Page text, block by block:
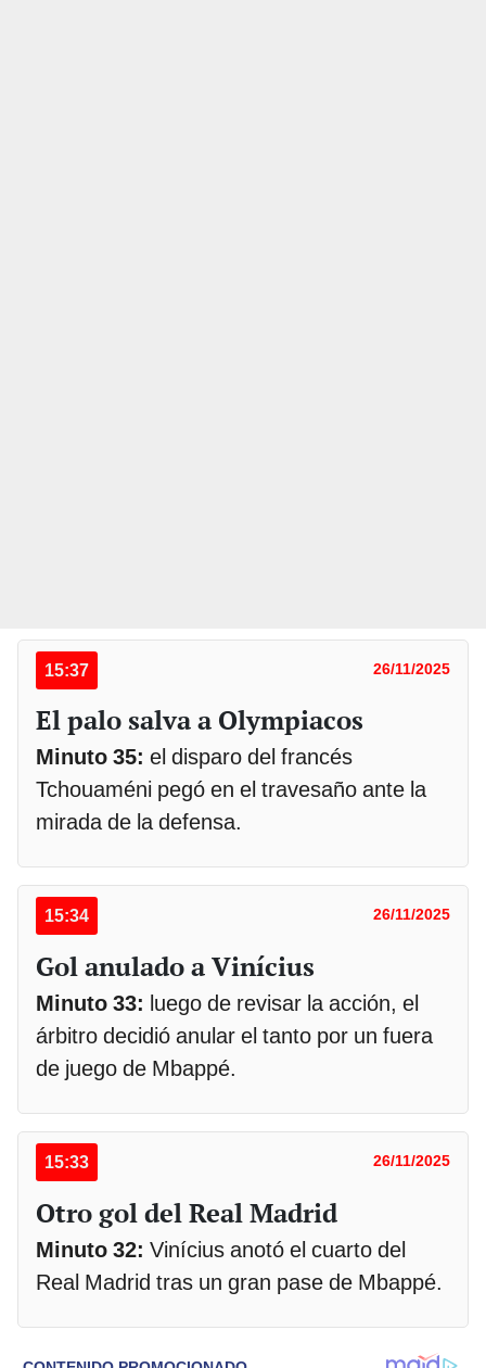
15:37 26/11/2025
El palo salva a Olympiacos
Minuto 35: el disparo del francés
Tchouaméni pegó en el travesaño ante la
mirada de la defensa.
15:34 26/11/2025
Gol anulado a Vinícius
Minuto 33: luego de revisar la acción, el
árbitro decidió anular el tanto por un fuera
de juego de Mbappé.
15:33 26/11/2025
Otro gol del Real Madrid
Minuto 32: Vinícius anotó el cuarto del
Real Madrid tras un gran pase de Mbappé.